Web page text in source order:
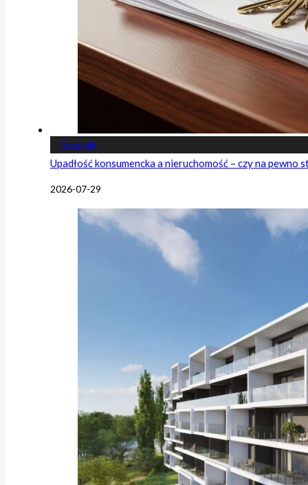
Poradniki
Upadłość konsumencka a nieruchomość – czy na pewno
2026-07-29